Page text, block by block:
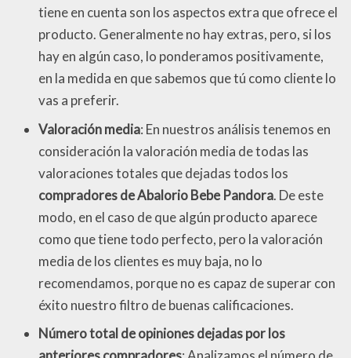
tiene en cuenta son los aspectos extra que ofrece el
producto. Generalmente no hay extras, pero, si los
hay en algún caso, lo ponderamos positivamente,
en la medida en que sabemos que tú como cliente lo
vas a preferir.
Valoración media: En nuestros análisis tenemos en
consideración la valoración media de todas las
valoraciones totales que dejadas todos los
compradores de Abalorio Bebe Pandora. De este
modo, en el caso de que algún producto aparece
como que tiene todo perfecto, pero la valoración
media de los clientes es muy baja, no lo
recomendamos, porque no es capaz de superar con
éxito nuestro filtro de buenas calificaciones.
Número total de opiniones dejadas por los